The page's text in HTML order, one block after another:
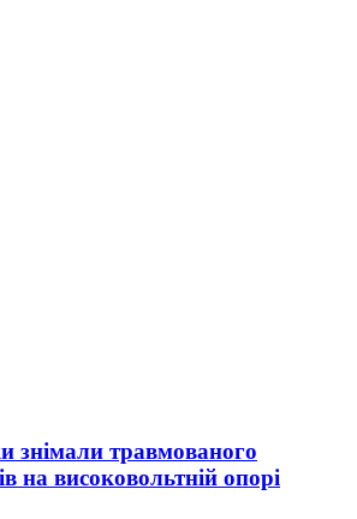
знімали травмованого
на високовольтній опорі